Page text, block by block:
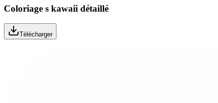
Coloriage s kawaii détaillé
Télécharger